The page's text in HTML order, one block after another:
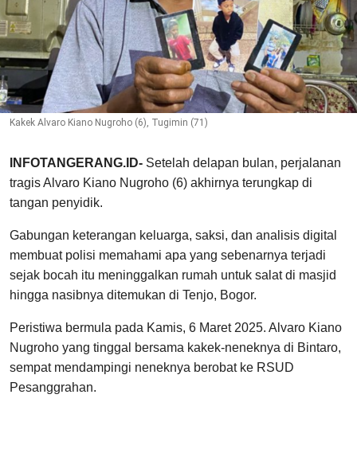
Kakek Alvaro Kiano Nugroho (6), Tugimin (71)
INFOTANGERANG.ID- Setelah delapan bulan, perjalanan
tragis Alvaro Kiano Nugroho (6) akhirnya terungkap di
tangan penyidik.
Gabungan keterangan keluarga, saksi, dan analisis digital
membuat polisi memahami apa yang sebenarnya terjadi
sejak bocah itu meninggalkan rumah untuk salat di masjid
hingga nasibnya ditemukan di Tenjo, Bogor.
Peristiwa bermula pada Kamis, 6 Maret 2025. Alvaro Kiano
Nugroho yang tinggal bersama kakek-neneknya di Bintaro,
sempat mendampingi neneknya berobat ke RSUD
Pesanggrahan.